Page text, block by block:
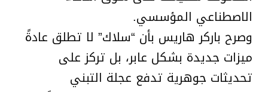
الاصطناعي المؤسسي.
وصرح باركر هاريس بأن “سلاك” لا تطلق عادةً
ميزات جديدة بشكل عابر، بل تركز على
تحديثات جوهرية تدفع عجلة التبني